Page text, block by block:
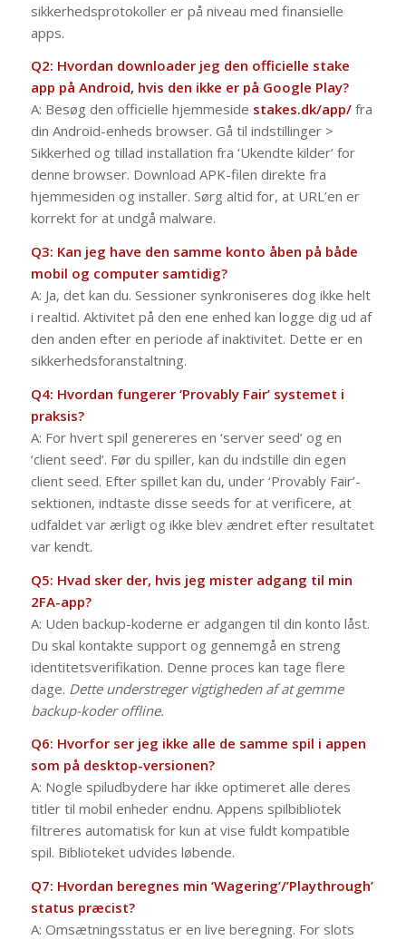
sikkerhedsprotokoller er på niveau med finansielle
apps.
Q2: Hvordan downloader jeg den officielle stake
app på Android, hvis den ikke er på Google Play?
A: Besøg den officielle hjemmeside stakes.dk/app/fra
din Android-enheds browser. Gå til indstillinger >
Sikkerhed og tillad installation fra ‘Ukendte kilder’ for
denne browser. Download APK-filen direkte fra
hjemmesiden og installer. Sørg altid for, at URL’en er
korrekt for at undgå malware.
Q3: Kan jeg have den samme konto åben på både
mobil og computer samtidig?
A: Ja, det kan du. Sessioner synkroniseres dog ikke helt
i realtid. Aktivitet på den ene enhed kan logge dig ud af
den anden efter en periode af inaktivitet. Dette er en
sikkerhedsforanstaltning.
Q4: Hvordan fungerer ‘Provably Fair’ systemet i
praksis?
A: For hvert spil genereres en ‘server seed’ og en
‘client seed’. Før du spiller, kan du indstille din egen
client seed. Efter spillet kan du, under ‘Provably Fair’-
sektionen, indtaste disse seeds for at verificere, at
udfaldet var ærligt og ikke blev ændret efter resultatet
var kendt.
Q5: Hvad sker der, hvis jeg mister adgang til min
2FA-app?
A: Uden backup-koderne er adgangen til din konto låst.
Du skal kontakte support og gennemgå en streng
identitetsverifikation. Denne proces kan tage flere
dage. Dette understreger vigtigheden af at gemme
backup-koder offline.
Q6: Hvorfor ser jeg ikke alle de samme spil i appen
som på desktop-versionen?
A: Nogle spiludbydere har ikke optimeret alle deres
titler til mobil enheder endnu. Appens spilbibliotek
filtreres automatisk for kun at vise fuldt kompatible
spil. Biblioteket udvides løbende.
Q7: Hvordan beregnes min ‘Wagering’/’Playthrough’
status præcist?
A: Omsætningsstatus er en live beregning. For slots